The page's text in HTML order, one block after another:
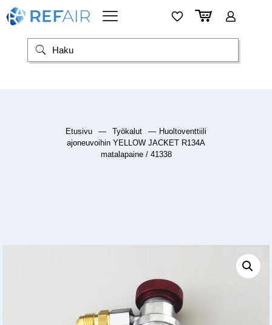
Etusivu — Työkalut — Huoltoventtiili
ajoneuvoihin YELLOW JACKET R134A
matalapaine / 41338